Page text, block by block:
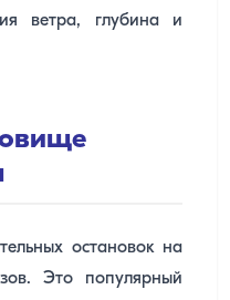
ветра, глубина и
остановок на
Это популярный